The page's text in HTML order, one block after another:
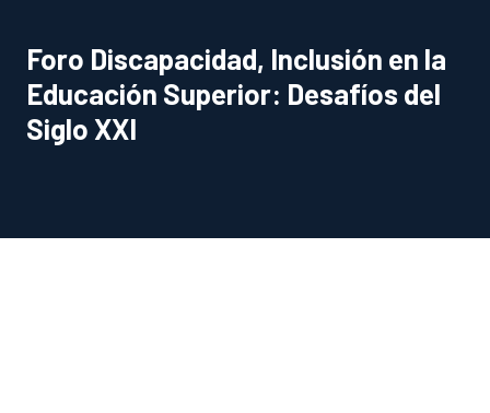
Foro Discapacidad, Inclusión en la
Educación Superior: Desafíos del
Siglo XXI